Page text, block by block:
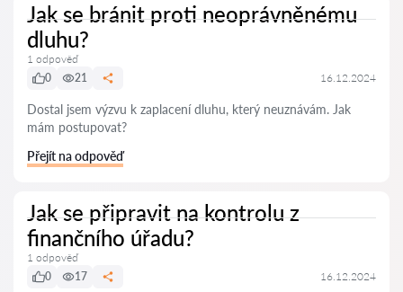
Jak se bránit proti neoprávněnému
dluhu?
1 odpověď
0
21 16.12.2024
Dostal jsem výzvu k zaplacení dluhu, který neuznávám. Jak
mám postupovat?
Přejít na odpověď
Jak se připravit na kontrolu z
finančního úřadu?
1 odpověď
0
17 16.12.2024